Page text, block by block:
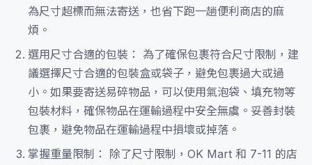
為尺寸超標而無法寄送，也省下跑一趟便利商店的麻
煩。
選用尺寸合適的包裝： 為了確保包裹符合尺寸限制，建
議選擇尺寸合適的包裝盒或袋子，避免包裹過大或過
小。如果要寄送易碎物品，可以使用氣泡袋、填充物等
包裝材料，確保物品在運輸過程中安全無虞。妥善封裝
包裹，避免物品在運輸過程中損壞或掉落。
掌握重量限制： 除了尺寸限制，OK Mart 和 7-11 的店